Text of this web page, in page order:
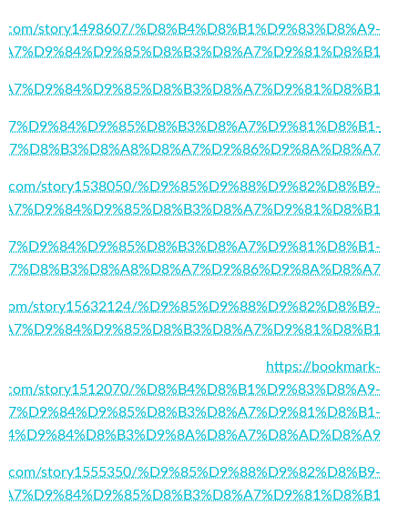
story1498607/%D8%B4%D8%B1%D9%83%D8%A9-
story1538050/%D9%85%D9%88%D9%82%D8%B9-
story15632124/%D9%85%D9%88%D9%82%D8%B9-
https://bookmark-
story1512070/%D8%B4%D8%B1%D9%83%D8%A9-
story1555350/%D9%85%D9%88%D9%82%D8%B9-